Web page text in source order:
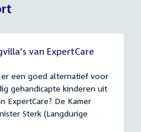
van ExpertCare
een goed alternatief voor
gehandicapte kinderen uit
ExpertCare? De Kamer
Sterk (Langdurige